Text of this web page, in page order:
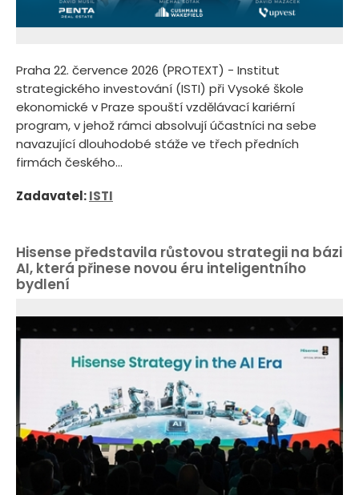
Praha 22. července 2026 (PROTEXT) - Institut
strategického investování (ISTI) při Vysoké škole
ekonomické v Praze spouští vzdělávací kariérní
program, v jehož rámci absolvují účastníci na sebe
navazující dlouhodobé stáže ve třech předních
firmách českého...
Zadavatel:ISTI
Hisense představila růstovou strategii na bázi
AI, která přinese novou éru inteligentního
bydlení